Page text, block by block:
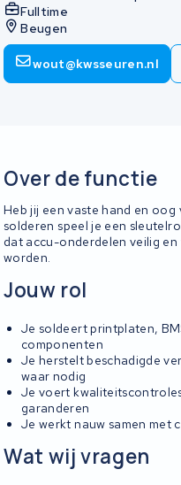
Fulltime
Beugen
wout@kwsseuren.nl
Over de functie
Heb jij een vaste hand en
solderen speel je een
dat accu-onderdelen veilig
worden.
Jouw rol
Je soldeert printplaten,
componenten
Je herstelt beschadigde
waar nodig
Je voert
garanderen
Je werkt nauw samen met
Wat wij vragen